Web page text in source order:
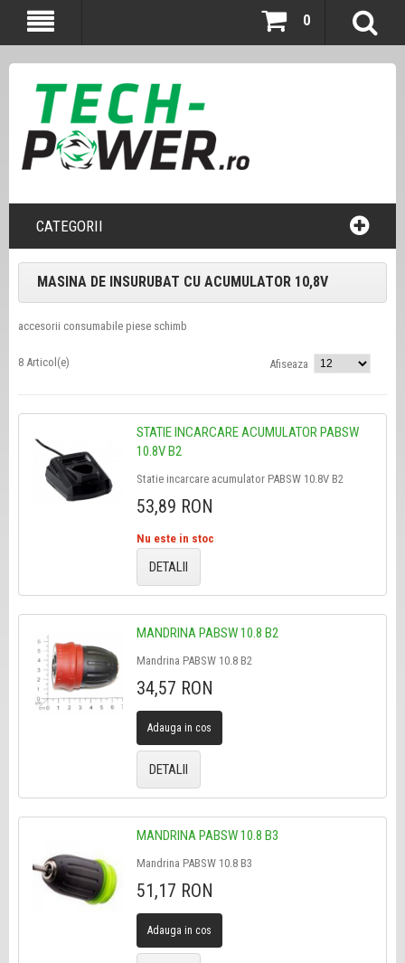
0
CATEGORII
MASINA DE INSURUBAT CU ACUMULATOR 10,8V
accesorii consumabile piese schimb
8 Articol(e) Afiseaza
STATIE INCARCARE ACUMULATOR PABSW
10.8V B2
Statie incarcare acumulator PABSW 10.8V B2
53,89 RON
Nu este in stoc
DETALII
MANDRINA PABSW 10.8 B2
Mandrina PABSW 10.8 B2
34,57 RON
Adauga in cos
DETALII
MANDRINA PABSW 10.8 B3
Mandrina PABSW 10.8 B3
51,17 RON
Adauga in cos